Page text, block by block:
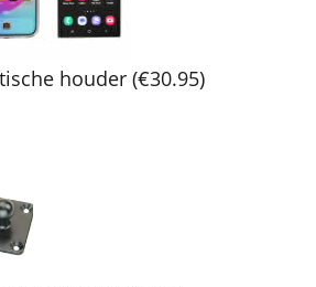
houder (€30.95)